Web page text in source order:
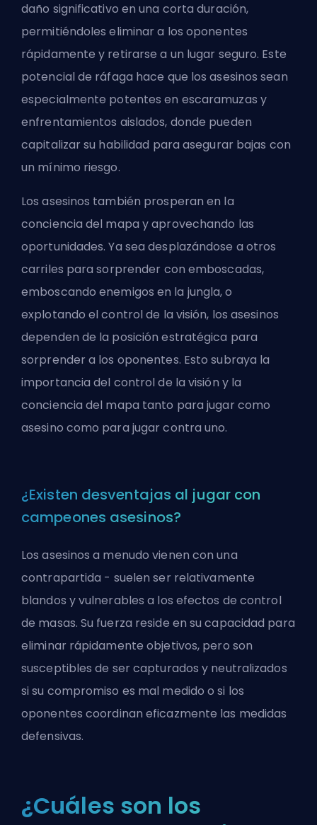
daño significativo en una corta duración,
permitiéndoles eliminar a los oponentes
rápidamente y retirarse a un lugar seguro. Este
potencial de ráfaga hace que los asesinos sean
especialmente potentes en escaramuzas y
enfrentamientos aislados, donde pueden
capitalizar su habilidad para asegurar bajas con
un mínimo riesgo.
Los asesinos también prosperan en la
conciencia del mapa y aprovechando las
oportunidades. Ya sea desplazándose a otros
carriles para sorprender con emboscadas,
emboscando enemigos en la jungla, o
explotando el control de la visión, los asesinos
dependen de la posición estratégica para
sorprender a los oponentes. Esto subraya la
importancia del control de la visión y la
conciencia del mapa tanto para jugar como
asesino como para jugar contra uno.
¿Existen desventajas al jugar con
campeones asesinos?
Los asesinos a menudo vienen con una
contrapartida - suelen ser relativamente
blandos y vulnerables a los efectos de control
de masas. Su fuerza reside en su capacidad para
eliminar rápidamente objetivos, pero son
susceptibles de ser capturados y neutralizados
si su compromiso es mal medido o si los
oponentes coordinan eficazmente las medidas
defensivas.
¿Cuáles son los